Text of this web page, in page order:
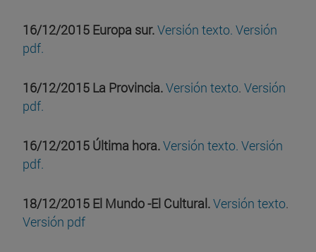
16/12/2015 Europa sur.Versión texto. Versión
pdf.
16/12/2015 La Provincia.Versión texto. Versión
pdf.
16/12/2015 Última hora.Versión texto. Versión
pdf.
18/12/2015 El Mundo -El Cultural.Versión texto.
Versión pdf